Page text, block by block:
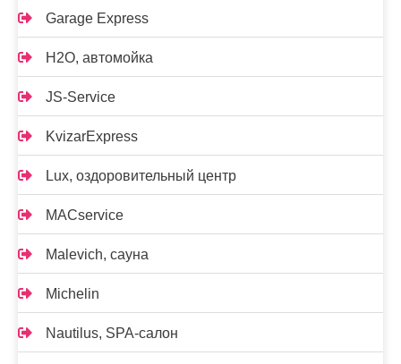
Garage Express
H2O, автомойка
JS-Service
KvizarExpress
Lux, оздоровительный центр
MACservice
Malevich, сауна
Michelin
Nautilus, SPA-салон